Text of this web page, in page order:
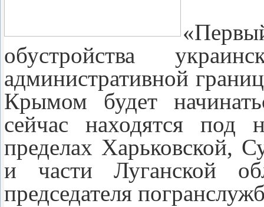
обустройства
административной
Крымом будет
сейчас находятся
пределах Харьковской,
и части Луганской
председателя